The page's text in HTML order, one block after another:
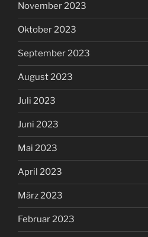
November 2023
Oktober 2023
September 2023
August 2023
Juli 2023
Juni 2023
Mai 2023
April 2023
März 2023
Februar 2023